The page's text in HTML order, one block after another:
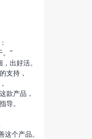
。”
出好活。
支持，
款产品，
导。
这个产品。